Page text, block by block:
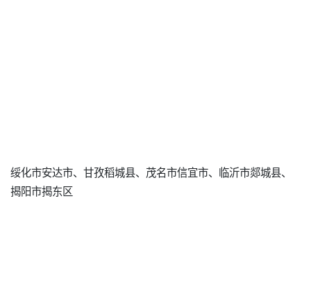
绥化市安达市、甘孜稻城县、茂名市信宜市、临沂市郯城县、
揭阳市揭东区